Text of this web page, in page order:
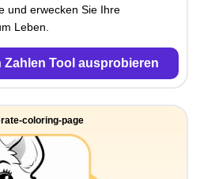
und erwecken Sie Ihre
Leben.
Zahlen Tool ausprobieren
coloring-page